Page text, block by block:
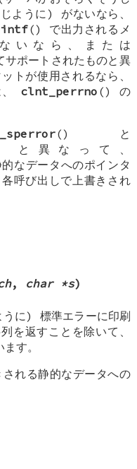
ように) がないなら、
() で出力されるメ
いなら、または
ポートされたものと異
トが使用されるなら、
clnt_perrno () の
() と
と異なって、
なデータへのポインタ
呼び出しで上書きされ
, char *s)
に) 標準エラーに印刷
返すことを除いて、
す。
れる静的なデータへの